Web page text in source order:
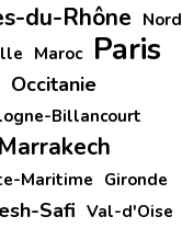
du-Rhône Nord
Maroc Paris
Occitanie
Billancourt
Marrakech
Maritime Gironde
Safi Val-d'Oise